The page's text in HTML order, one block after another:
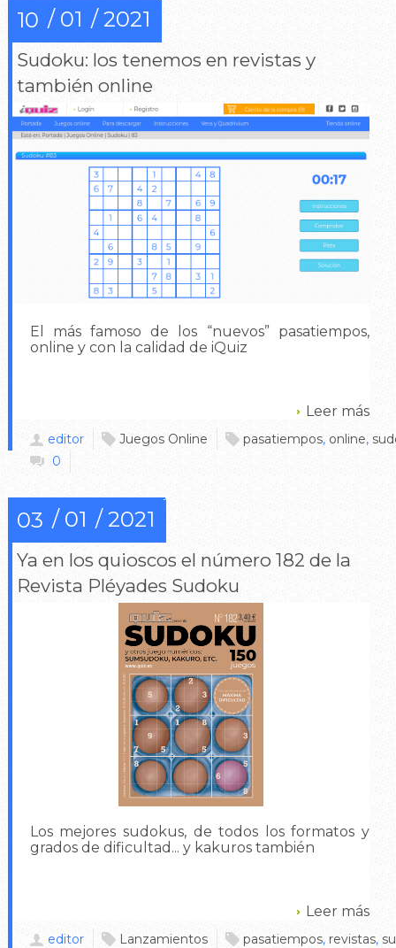
10 01 2021
Sudoku: los tenemos en revistas y
también online
El más famoso de los “nuevos” pasatiempos,
online y con la calidad de iQuiz
Leer más
editor Juegos Online pasatiempos, online,
0
03 01 2021
Ya en los quioscos el número 182 de la
Revista Pléyades Sudoku
Los mejores sudokus, de todos los formatos y
grados de dificultad... y kakuros también
Leer más
editor Lanzamientos pasatiempos, revistas,